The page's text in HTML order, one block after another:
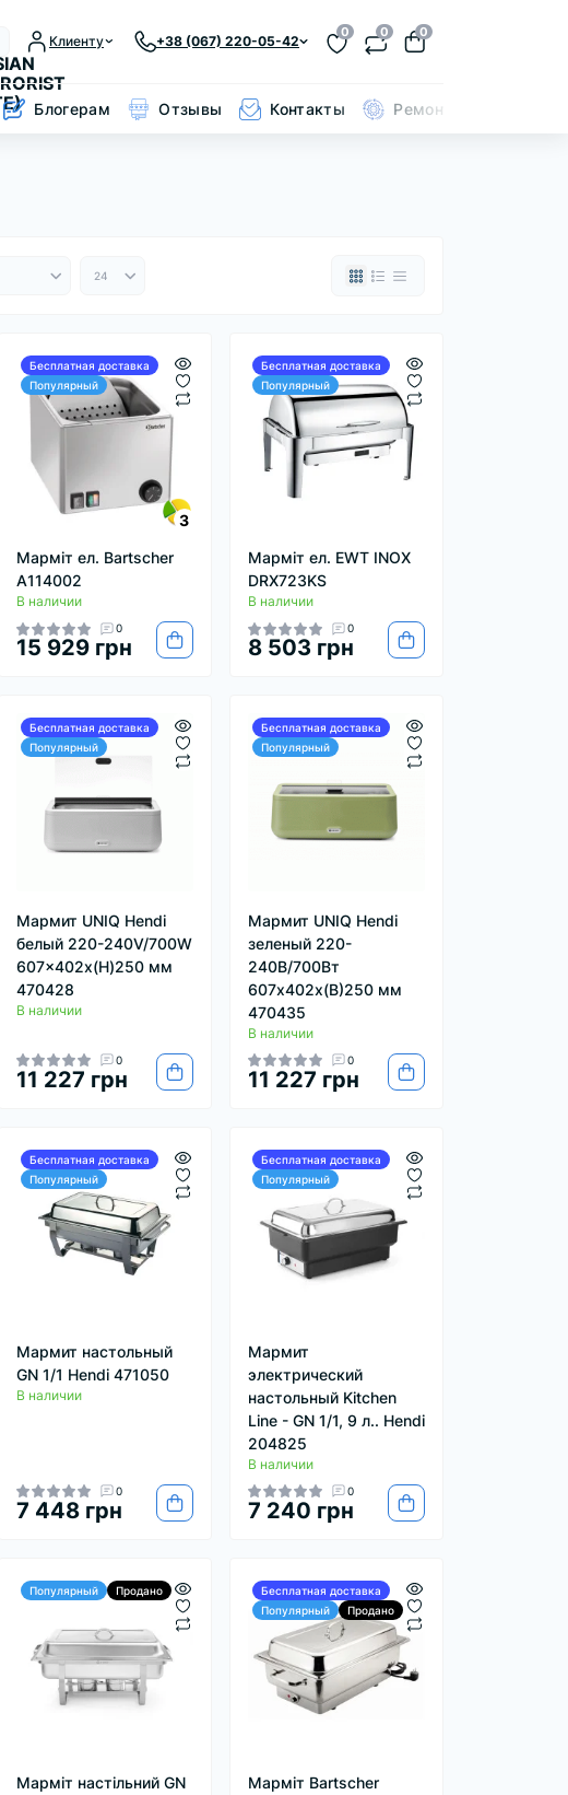
Клиенту +38 (067) 220-05-42
0 0 0
Блогерам Отзывы Контакты Ремонт кольчуги
Бесплатная доставка
Популярный
3
Марміт ел. Bartscher
A114002
В наличии
0
15 929 грн
Бесплатная доставка
Популярный
Марміт ел. EWT INOX
DRX723KS
В наличии
0
8 503 грн
Бесплатная доставка
Популярный
Мармит UNIQ Hendi
белый 220-240V/700W
607x402x(H)250 мм
470428
В наличии
0
11 227 грн
Бесплатная доставка
Популярный
Мармит UNIQ Hendi
зеленый 220-
240В/700Вт
607x402x(В)250 мм
470435
В наличии
0
11 227 грн
Бесплатная доставка
Популярный
Мармит настольный
GN 1/1 Hendi 471050
В наличии
0
7 448 грн
Бесплатная доставка
Популярный
Мармит
электрический
настольный Kitchen
Line - GN 1/1, 9 л.. Hendi
204825
В наличии
0
7 240 грн
Популярный Продано
Марміт настільний GN
Бесплатная доставка
Популярный
Продано
Марміт Bartscher